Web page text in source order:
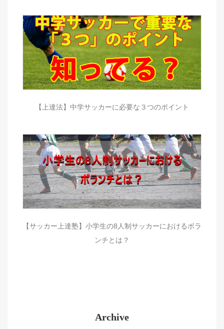
【上達法】中学サッカーに必要な３つのポイント
【サッカー上達塾】小学生の8人制サッカーにおけるボラ
ンチとは？
Archive